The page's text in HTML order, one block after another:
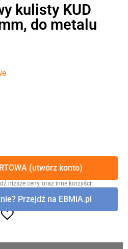
kulisty KUD
do metalu
(utwórz konto)
niższe ceny, oraz inne korzyści!
Przejdź na EBMiA.pl